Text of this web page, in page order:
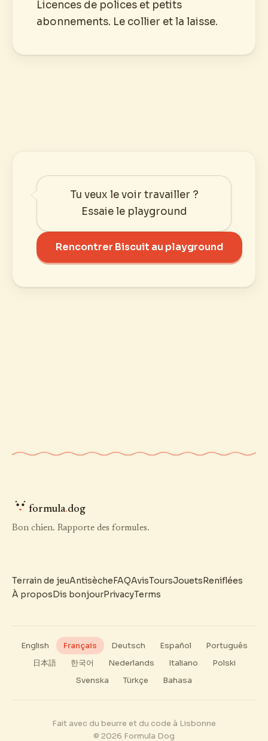
Licences de polices et petits
abonnements. Le collier et la laisse.
Tu veux le voir travailler ?
Essaie le playground
Rencontrer Biscuit au playground
formula.dog
Bon chien. Rapporte des formules.
Terrain de jeuAntisècheFAQAvisToursJouetsReniflées
À proposDis bonjourPrivacyTerms
English Français Deutsch Español
Português
日本語
한국어 Nederlands Italiano
Polski
Svenska
Türkçe Bahasa
Fait avec du beurre et du code à Lisbonne
© 2026 Formula Dog